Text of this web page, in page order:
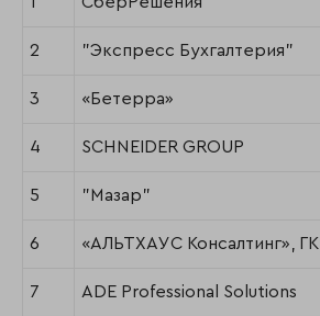
2 "Экспресс Бухгалтерия"
3 «Бетерра»
4 SCHNEIDER GROUP
5 "Мазар"
6 «АЛЬТХАУС Консалтинг», ГК
7 ADE Professional Solutions